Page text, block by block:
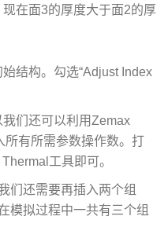
在面3的厚度大于面2的厚
结构。勾选“Adjust Index
们还可以利用Zemax
所有所需参数操作数。打
工具即可。
们还需要再插入两个组
拟过程中一共有三个组